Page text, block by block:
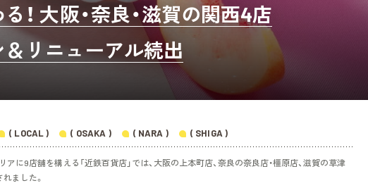
！ 大阪・奈良・滋賀の関西4店
リニューアル続出
( LOCAL ) ( OSAKA ) ( NARA ) ( SHIGA )
に9店舗を構える「近鉄百貨店」では、大阪の上本町店、奈良の奈良店・橿原店、滋賀の草津
ました。